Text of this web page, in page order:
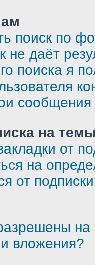
поиск по
даёт
поиска я
на
от
на
от
вложения?